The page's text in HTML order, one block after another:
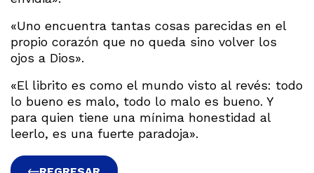
«Uno encuentra tantas cosas parecidas en el
propio corazón que no queda sino volver los
ojos a Dios».
«El librito es como el mundo visto al revés: todo
lo bueno es malo, todo lo malo es bueno. Y
para quien tiene una mínima honestidad al
leerlo, es una fuerte paradoja».